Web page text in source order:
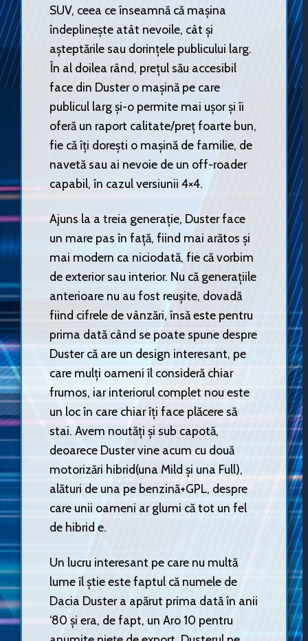
SUV, ceea ce înseamnă că mașina
îndeplinește atât nevoile, cât și
așteptările sau dorințele publicului larg.
În al doilea rând, prețul său accesibil
face din Duster o mașină pe care
publicul larg și-o permite mai ușor și îi
oferă un raport calitate/preț foarte bun,
fie că îți dorești o mașină de familie, de
navetă sau ai nevoie de un off-roader
capabil, în cazul versiunii 4×4.
Ajuns la a treia generație, Duster face
un mare pas în față, fiind mai arătos și
mai modern ca niciodată, fie că vorbim
de exterior sau interior. Nu că generațiile
anterioare nu au fost reușite, dovadă
fiind cifrele de vânzări, însă este pentru
prima dată când se poate spune despre
Duster că are un design interesant, pe
care mulți oameni îl consideră chiar
frumos, iar interiorul complet nou este
un loc în care chiar îți face plăcere să
stai. Avem noutăți și sub capotă,
deoarece Duster vine acum cu două
motorizări hibrid(una Mild și una Full),
alături de una pe benzină+GPL, despre
care unii oameni ar glumi că tot un fel
de hibrid e.
Un lucru interesant pe care nu multă
lume îl știe este faptul că numele de
Dacia Duster a apărut prima dată în anii
‘80 și era, de fapt, un Aro 10 pentru